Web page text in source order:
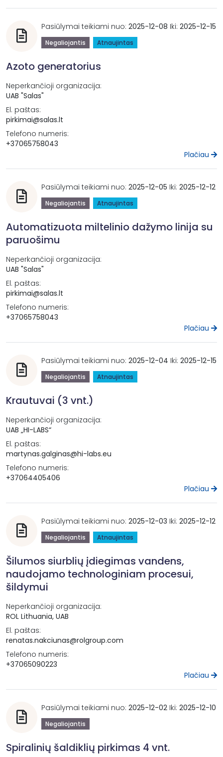
Pasiūlymai teikiami nuo: 2025-12-08 Iki: 2025-12-15
Negaliojantis Atnaujintas
Azoto generatorius
Neperkančioji organizacija:
UAB "Salas"
El. paštas:
pirkimai@salas.lt
Telefono numeris:
+37065758043
Plačiau
Pasiūlymai teikiami nuo: 2025-12-05 Iki: 2025-12-12
Negaliojantis Atnaujintas
Automatizuota miltelinio dažymo linija su
paruošimu
Neperkančioji organizacija:
UAB "Salas"
El. paštas:
pirkimai@salas.lt
Telefono numeris:
+37065758043
Plačiau
Pasiūlymai teikiami nuo: 2025-12-04 Iki: 2025-12-15
Negaliojantis Atnaujintas
Krautuvai (3 vnt.)
Neperkančioji organizacija:
UAB „HI-LABS“
El. paštas:
martynas.galginas@hi-labs.eu
Telefono numeris:
+37064405406
Plačiau
Pasiūlymai teikiami nuo: 2025-12-03 Iki: 2025-12-12
Negaliojantis Atnaujintas
Šilumos siurblių įdiegimas vandens,
naudojamo technologiniam procesui,
šildymui
Neperkančioji organizacija:
ROL Lithuania, UAB
El. paštas:
renatas.nakciunas@rolgroup.com
Telefono numeris:
+37065090223
Plačiau
Pasiūlymai teikiami nuo: 2025-12-02 Iki: 2025-12-10
Negaliojantis
Spiralinių šaldiklių pirkimas 4 vnt.